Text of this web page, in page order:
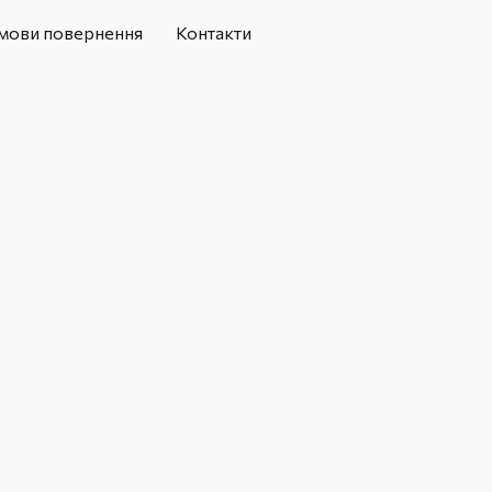
повернення Контакти